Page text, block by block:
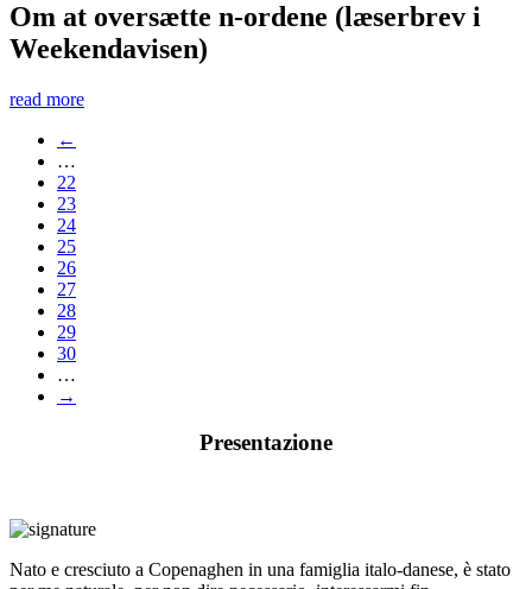
Om at oversætte n-ordene (læserbrev i
Weekendavisen)
read more
←
…
22
23
24
25
26
27
28
29
30
…
→
Presentazione
Nato e cresciuto a Copenaghen in una famiglia italo-danese, è stato